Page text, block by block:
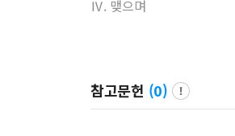
Ⅳ. 맺으며
참고문헌 (0)